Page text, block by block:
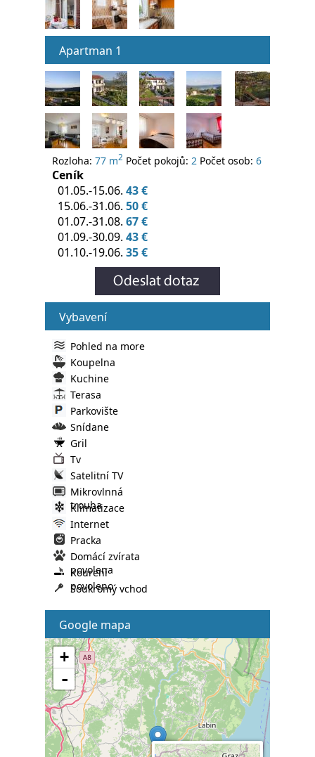
Apartman 1
Rozloha: 77 m2 Počet pokojů: 2 Počet osob: 6
Ceník
01.05.-15.06. 43 €
15.06.-31.06. 50 €
01.07.-31.08. 67 €
01.09.-30.09. 43 €
01.10.-19.06. 35 €
Vybavení
Pohled na more
Koupelna
Kuchine
Terasa
Parkovište
Snídane
Gril
Tv
Satelitní TV
Mikrovlnná
trouba
Klimatizace
Internet
Pracka
Domácí zvírata
povolena
Kourení
povoleno
Soukromý vchod
Google mapa